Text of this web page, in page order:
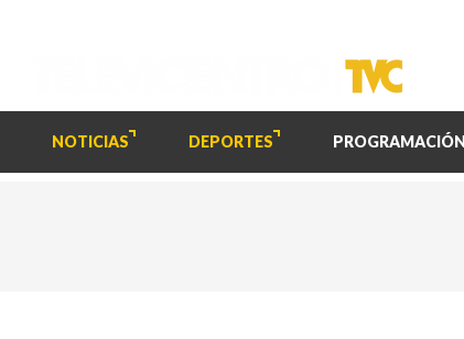
NOTICIAS DEPORTES PROGRAMACIÓN